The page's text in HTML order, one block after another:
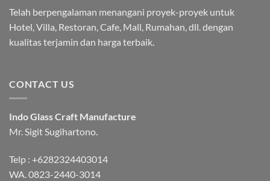
Telah berpengalaman menangani proyek-proyek untuk
Hotel, Villa, Restoran, Cafe, Mall, Rumahan, dll. dengan
kualitas terjamin dan harga terbaik.
CONTACT US
Indo Glass Craft Manufacture
Mr. Sigit Sugihartono.
Telp : +6282324403014
WA.0823-2440-3014